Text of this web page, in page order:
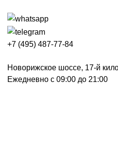
+7 (495) 487-77-84
Новорижское шоссе, 17-й
Ежедневно с 09:00 до 21:00